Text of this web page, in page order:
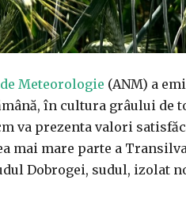
Meteorologie (ANM) a
în cultura grâului de
va prezenta valori
mai mare parte a
Dobrogei, sudul, izolat